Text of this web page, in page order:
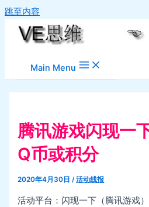
跳至内容
Main Menu
腾讯游戏闪现一
Q币或积分
2020年4月30日/活动线报
活动平台：闪现一下（腾讯游戏）